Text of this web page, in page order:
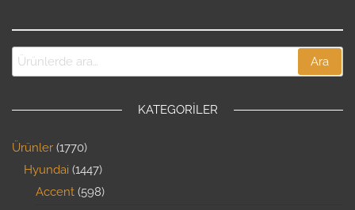
Ara
KATEGORILER
Ürünler 1770
Hyundai 1447
Accent 598